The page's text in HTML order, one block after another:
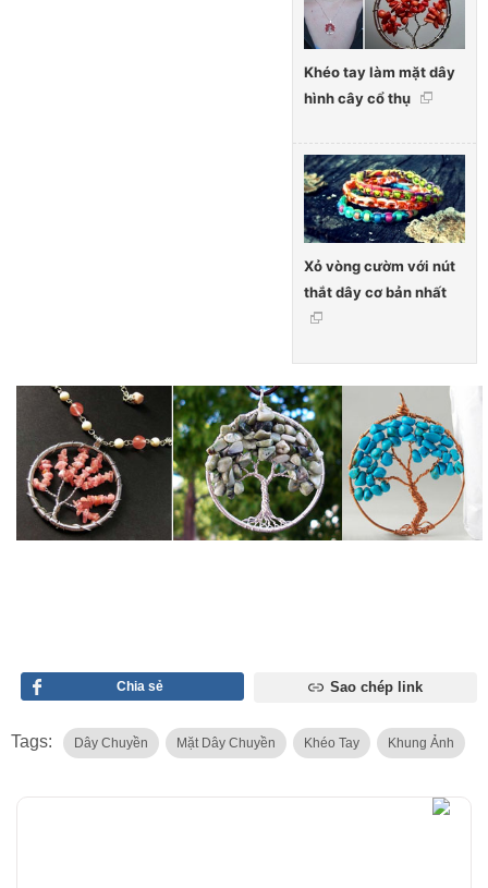
Khéo tay làm mặt dây
hình cây cổ thụ
Xỏ vòng cườm với nút
thắt dây cơ bản nhất
Chia sẻ Sao chép link
Tags: Dây Chuyền Mặt Dây Chuyền Khéo Tay Khung Ảnh